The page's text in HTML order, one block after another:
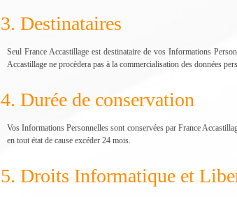
3. Destinataires
Seul France Accastillage est destinataire de vos Informations
Accastillage ne procèdera pas à la commercialisation des données
4. Durée de conservation
Vos Informations Personnelles sont conservées par France
en tout état de cause excéder 24 mois.
5. Droits Informatique et